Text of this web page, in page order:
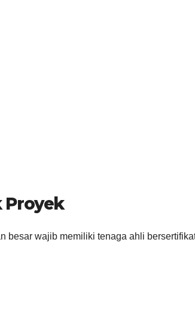
Proyek
besar wajib memiliki tenaga ahli